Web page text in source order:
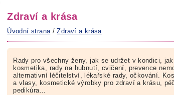
Zdraví a krása
Úvodní strana /Zdraví a krása
Rady pro všechny ženy, jak se udržet v kondici,
kosmetika, rady na hubnutí, cvičení, prevence
alternativní léčitelství, lékařské rady, očkování.
a vlasy, kosmetické výrobky pro zdraví a krásu,
pedikúra…